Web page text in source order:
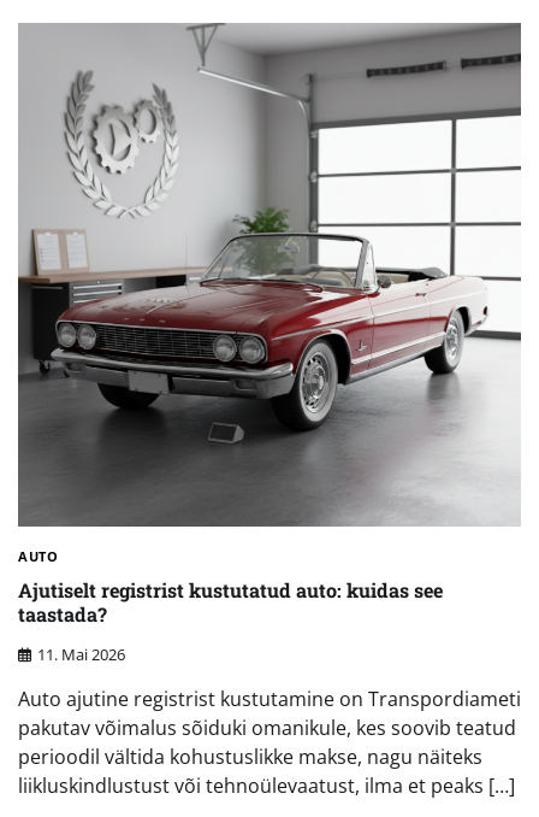
AUTO
Ajutiselt registrist kustutatud auto: kuidas see
taastada?
11. Mai 2026
Auto ajutine registrist kustutamine on Transpordiameti
pakutav võimalus sõiduki omanikule, kes soovib teatud
perioodil vältida kohustuslikke makse, nagu näiteks
liikluskindlustust või tehnoülevaatust, ilma et peaks […]